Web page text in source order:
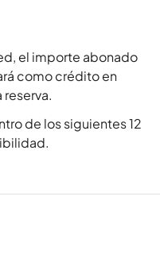
el importe abonado
como crédito en
reserva.
de los siguientes 12